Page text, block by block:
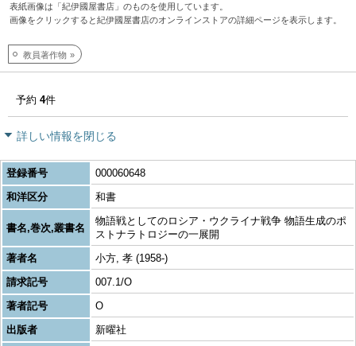
表紙画像は「紀伊國屋書店」のものを使用しています。
画像をクリックすると紀伊國屋書店のオンラインストアの詳細ページを表示します。
教員著作物
予約 4件
詳しい情報を閉じる
登録番号
000060648
和洋区分
和書
書名,巻次,叢書名
物語戦としてのロシア・ウクライナ戦争 物語生成のポ
ストナラトロジーの一展開
著者名
小方, 孝 (1958-)
請求記号
007.1/O
著者記号
O
出版者
新曜社